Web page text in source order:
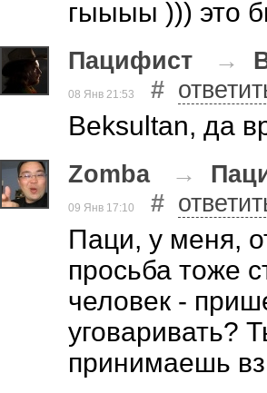
гыыыы ))) это
Пацифист →
08 Янв 21:53 #
Beksultan, да
Zomba→
09 Янв 17:10 #
Паци, у меня,
просьба тоже
человек -
уговаривать?
принимаешь